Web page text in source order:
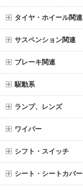
タイヤ・ホイール関連
サスペンション関連
ブレーキ関連
駆動系
ランプ、レンズ
ワイパー
シフト・スイッチ
シート・シートカバー